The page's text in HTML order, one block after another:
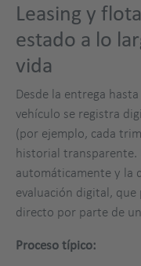
Leasing y
estado a lo
vida
Desde la entrega
vehículo se registra
(por ejemplo, cada
historial transparente.
automáticamente y la
evaluación digital,
directo por parte de
Proceso típico: